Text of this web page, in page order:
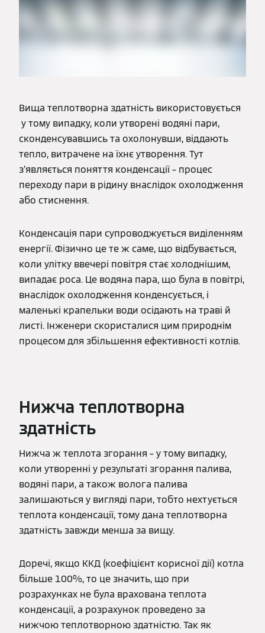
Вища теплотворна здатність використовується
у тому випадку, коли утворені водяні пари,
сконденсувавшись та охолонувши, віддають
тепло, витрачене на їхнє утворення. Тут
з’являється поняття конденсації – процес
переходу пари в рідину внаслідок охолодження
або стиснення.
Конденсація пари супроводжується виділенням
енергії. Фізично це те ж саме, що відбувається,
коли улітку ввечері повітря стає холоднішим,
випадає роса. Це водяна пара, що була в повітрі,
внаслідок охолодження конденсується, і
маленькі крапельки води осідають на траві й
листі. Інженери скористалися цим природнім
процесом для збільшення ефективності котлів.
Нижча теплотворна
здатність
Нижча ж теплота згорання – у тому випадку,
коли утворенні у результаті згорання палива,
водяні пари, а також волога палива
залишаються у вигляді пари, тобто нехтується
теплота конденсації, тому дана теплотворна
здатність завжди менша за вищу.
Доречі, якщо ККД (коефіцієнт корисної дії) котла
більше 100%, то це значить, що при
розрахунках не була врахована теплота
конденсації, а розрахунок проведено за
нижчою теплотворною здатністю. Так як